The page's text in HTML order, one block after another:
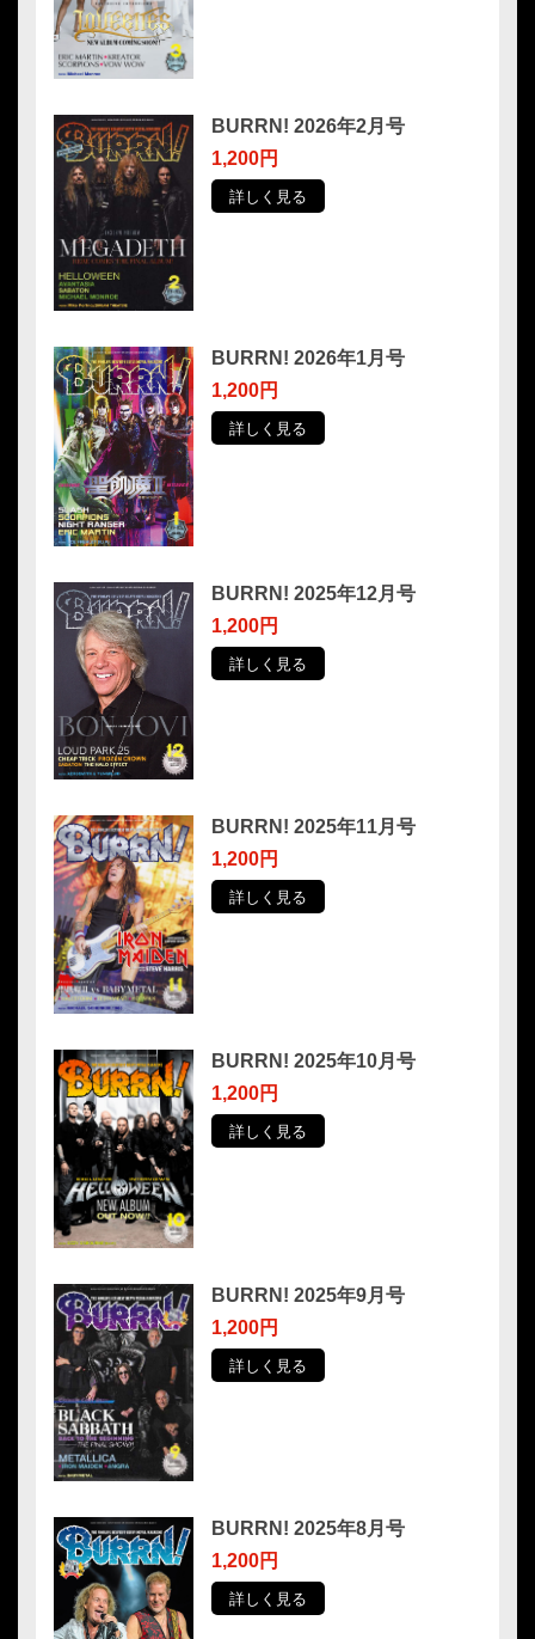
BURRN! 2026年2月号
1,200円
詳しく見る
BURRN! 2026年1月号
1,200円
詳しく見る
BURRN! 2025年12月号
1,200円
詳しく見る
BURRN! 2025年11月号
1,200円
詳しく見る
BURRN! 2025年10月号
1,200円
詳しく見る
BURRN! 2025年9月号
1,200円
詳しく見る
BURRN! 2025年8月号
1,200円
詳しく見る